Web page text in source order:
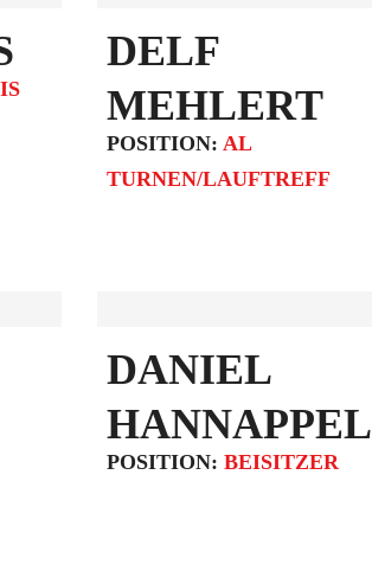
DELF
MEHLERT
POSITION: AL
TURNEN/LAUFTREFF
DANIEL
HANNAPPEL
POSITION: BEISITZER